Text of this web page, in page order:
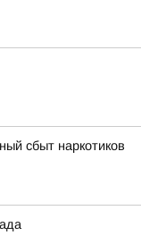
сбыт наркотиков